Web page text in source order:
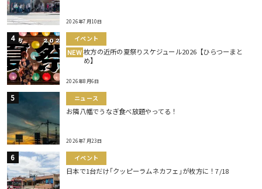
2026年7月10日
イベント
NEW 枚方の近所の夏祭りスケジュール2026【ひらつーまと
め】
2026年8月6日
ニュース
お隣八幡でうなぎ食べ放題やってる！
2026年7月23日
イベント
日本で1台だけ｢クッピーラムネカフェ｣が枚方に！7/18